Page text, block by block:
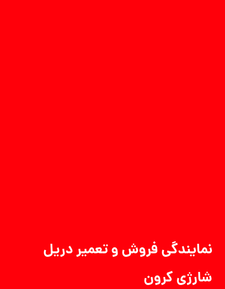
نمایندگی فروش و تعمیر دریل
شارژی کرون